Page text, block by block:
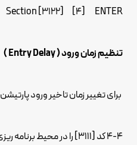
Section [3122] [4] ENTER
تنظیم زمان ورود ( Entry Delay )
برای تغییر زمان تاخیر ورود پارتیشن 1 به ترتیب زیر عمل کنید:
4-4 کد [3111] را در محیط برنامه ریزی وارد کنید.